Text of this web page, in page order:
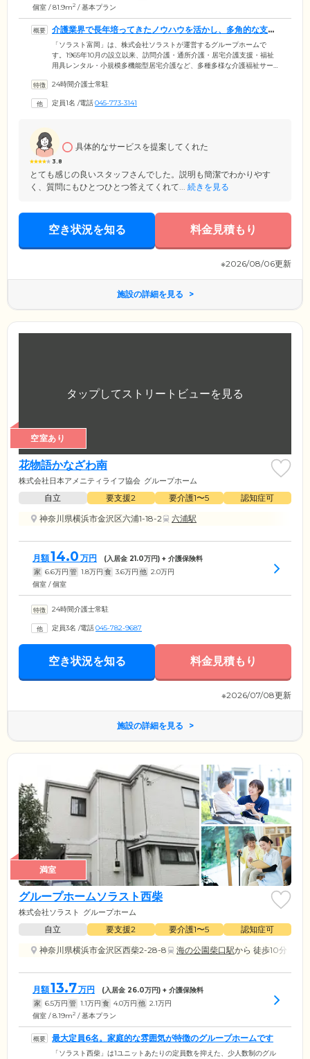
個室 / 81.9m2 / 基本プラン
介護業界で長年培ってきたノウハウを活かし、多角的な支援
を行っています
「ソラスト富岡」は、株式会社ソラストが運営するグループホームで
す。1965年10月の設立以来、訪問介護・通所介護・居宅介護支援・福祉
用具レンタル・小規模多機能型居宅介護など、多種多様な介護福祉サー
ってきたノウハウを活かした総合的なケアサービスをご提供していま
え、みなさまの心に寄り添った支援に注力。また、清潔感あふれる身だ
24時間介護士常駐
定員1名 /電話045-773-3141
3.8
具体的なサービスを提案してくれた
とても感じの良いスタッフさんでした。説明も簡潔でわかりやす
く、質問にもひとつひとつ答えてくれて... 続きを見る
空き状況を知る 料金見積もり
※2026/08/06更新
施設の詳細を見る
空室あり
花物語かなざわ南
株式会社日本アメニティライフ協会 グループホーム
自立 要支援2 要介護1〜5
認知症可
神奈川県横浜市金沢区六浦1-18-2
六浦駅
月額14.0 万円 (入居金 21.0万円) + 介護保険料
家 6.6万円 管 1.8万円 食 3.6万円 他 2.0万円
個室 / 個室
24時間介護士常駐
定員3名 /電話045-782-9687
空き状況を知る 料金見積もり
※2026/07/08更新
施設の詳細を見る
満室
グループホームソラスト西柴
株式会社ソラスト グループホーム
自立 要支援2 要介護1〜5
認知症可
神奈川県横浜市金沢区西柴2-28-8
海の公園柴口駅から 徒歩10分
月額13.7万円 (入居金 26.0万円) + 介護保険料
家 6.5万円 管 1.1万円 食 4.0万円 他 2.1万円
個室 / 8.19m2 / 基本プラン
最大定員6名。家庭的な雰囲気が特徴のグループホームです
「ソラスト西柴」は1ユニットあたりの定員数を抑えた、少人数制のグル